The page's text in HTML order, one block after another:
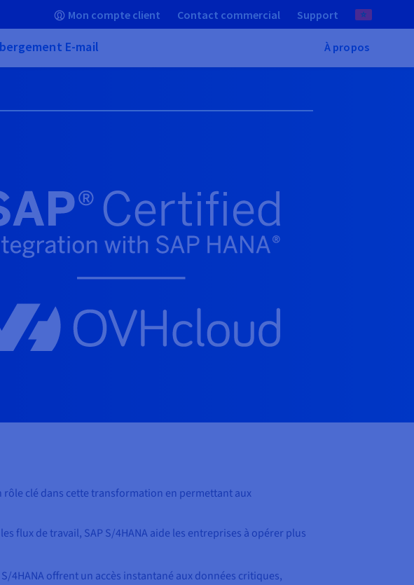
Mon compte client Contact commercial Support
E-mail À propos
rôle clé dans cette transformation en permettant aux
flux de travail, SAP S/4HANA aide les entreprises à opérer plus
4HANA offrent un accès instantané aux données critiques,